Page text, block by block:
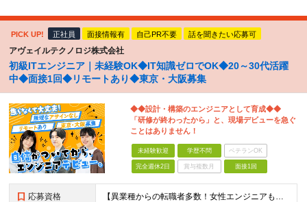
PICK UP! 正社員 面接情報有 自己PR不要 話を聞きたい応募可
アヴェイルテクノロジ株式会社
初級ITエンジニア｜未経験OK◆IT知識ゼロでOK◆20～30代活躍
中◆面接1回◆リモートあり◆東京・大阪募集
◆◆設計・構築のエンジニアとして育成◆◆
「研修が終わったから」と、現場デビューを急ぐ
ことはありません！
未経験歓迎 学歴不問 ベテランOK
完全週休2日 賞与複数月 面接1回
応募資格 【異業種からの転職者多数！女性エンジニアも活躍中】 ◆学歴不問 ◆未経験OK ≪こんな方を歓迎しています≫ ◎未経験から成長できる環境で活躍したい方 ◎大学やスクールでIT系のスキルを学んだことのあ